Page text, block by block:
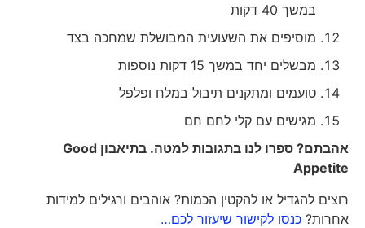
במשך 40 דקות
מוסיפים את השעועית המבושלת שמחכה בצד
מבשלים יחד במשך 15 דקות נוספות
טועמים ומתקנים תיבול במלח ופלפל
מגישים עם קלי לחם חם
אהבתם? ספרו לנו בתגובות למטה. בתיאבוןGood
Appetite
רוצים להגדיל או להקטין הכמות? אוהבים ורגילים למידות
אחרות?כנסו לקישור שיעזור לכם…